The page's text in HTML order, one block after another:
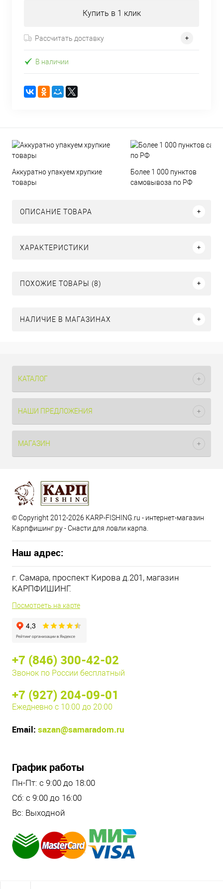
Купить в 1 клик
Рассчитать доставку
В наличии
Аккуратно упакуем хрупкие
товары
Более 1 000 пунктов
самовывоза по РФ
ОПИСАНИЕ ТОВАРА
ХАРАКТЕРИСТИКИ
ПОХОЖИЕ ТОВАРЫ (8)
НАЛИЧИЕ В МАГАЗИНАХ
КАТАЛОГ
НАШИ ПРЕДЛОЖЕНИЯ
МАГАЗИН
© Copyright 2012-2026 KARP-FISHING.ru - интернет-магазин
Карпфишинг.ру - Снасти для ловли карпа.
Наш адрес:
г. Самара, проспект Кирова д.201, магазин
КАРПФИШИНГ.
Посмотреть на карте
+7 (846) 300-42-02
Звонок по России бесплатный
+7 (927) 204-09-01
Ежедневно с 10:00 до 20:00
Email: sazan@samaradom.ru
График работы
Пн-Пт: с 9:00 до 18:00
Сб: с 9:00 до 16:00
Вс: Выходной